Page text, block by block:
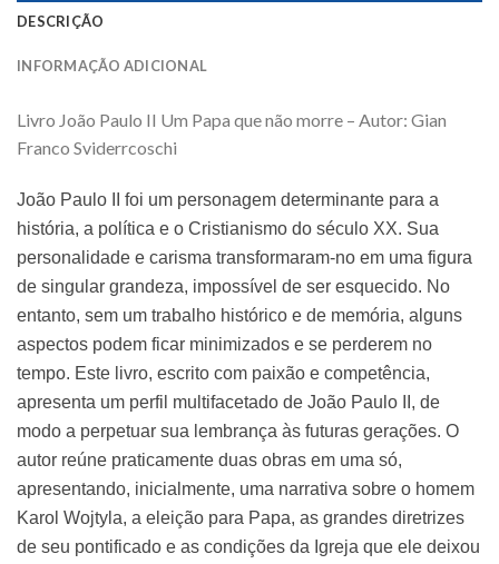
DESCRIÇÃO
INFORMAÇÃO ADICIONAL
Livro João Paulo II Um Papa que não morre – Autor: Gian
Franco Sviderrcoschi
João Paulo II foi um personagem determinante para a
história, a política e o Cristianismo do século XX. Sua
personalidade e carisma transformaram-no em uma figura
de singular grandeza, impossível de ser esquecido. No
entanto, sem um trabalho histórico e de memória, alguns
aspectos podem ficar minimizados e se perderem no
tempo. Este livro, escrito com paixão e competência,
apresenta um perfil multifacetado de João Paulo II, de
modo a perpetuar sua lembrança às futuras gerações. O
autor reúne praticamente duas obras em uma só,
apresentando, inicialmente, uma narrativa sobre o homem
Karol Wojtyla, a eleição para Papa, as grandes diretrizes
de seu pontificado e as condições da Igreja que ele deixou